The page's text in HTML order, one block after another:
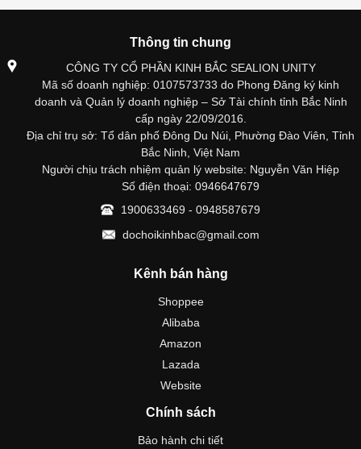
Thông tin chung
CÔNG TY CỔ PHẦN KINH BẮC SEALION UNITY
Mã số doanh nghiệp: 0107573733 do Phong Đăng ký kinh
doanh và Quản lý doanh nghiệp – Sở Tài chính tỉnh Bắc Ninh
cấp ngày 22/09/2016.
Địa chỉ trụ sở: Tổ dân phố Đông Du Núi, Phường Đào Viên, Tỉnh
Bắc Ninh, Việt Nam
Người chịu trách nhiệm quản lý website: Nguyễn Văn Hiệp
Số điện thoại: 0946647679
1900633469 - 0948587679
dochoikinhbac@gmail.com
Kênh bán hàng
Shoppee
Alibaba
Amazon
Lazada
Website
Chính sách
Bảo hành chi tiết